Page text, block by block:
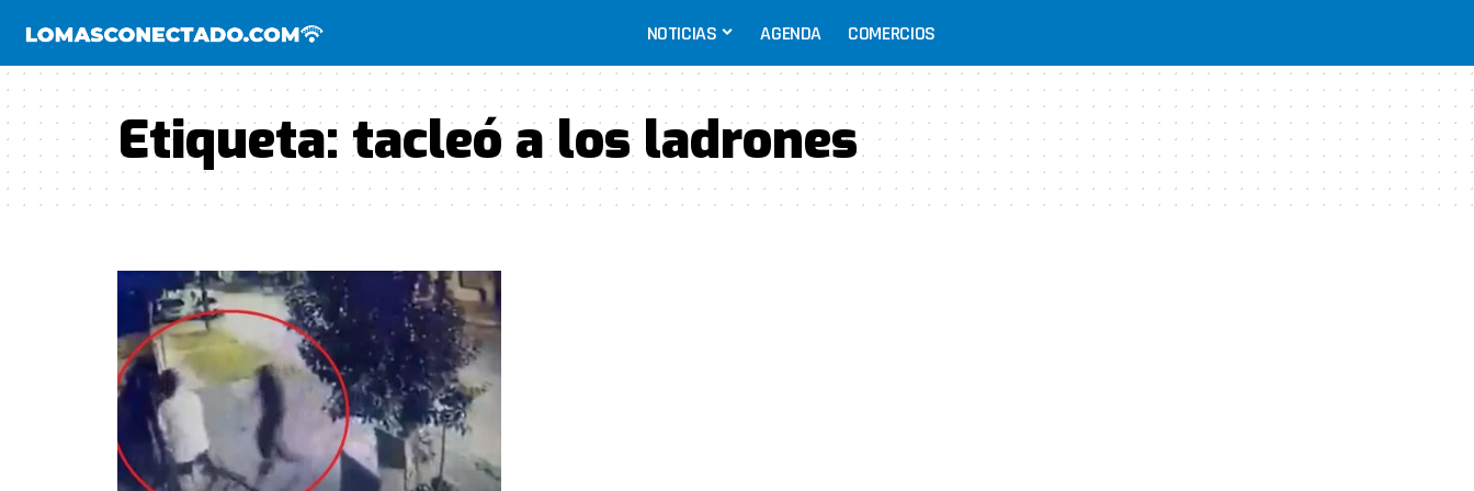
NOTICIAS AGENDA COMERCIOS
Etiqueta: tacleó a los ladrones